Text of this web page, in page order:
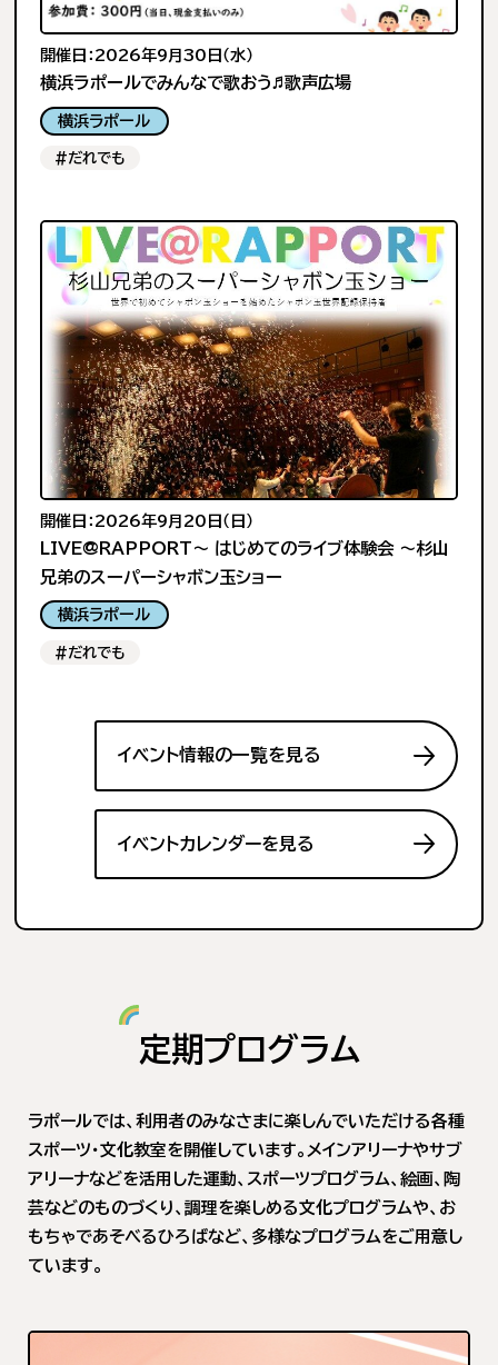
開催日：2026年9月30日（水）
横浜ラポールでみんなで歌おう♬歌声広場
横浜ラポール
#だれでも
開催日：2026年9月20日（日）
LIVE@RAPPORT～ はじめてのライブ体験会 ～杉山
兄弟のスーパーシャボン玉ショー
横浜ラポール
#だれでも
イベント情報の一覧を見る
イベントカレンダーを見る
定期プログラム
ラポールでは、利用者のみなさまに楽しんでいただける各種
スポーツ・文化教室を開催しています。メインアリーナやサブ
アリーナなどを活用した運動、スポーツプログラム、絵画、陶
芸などのものづくり、調理を楽しめる文化プログラムや、お
もちゃであそべるひろばなど、多様なプログラムをご用意し
ています。